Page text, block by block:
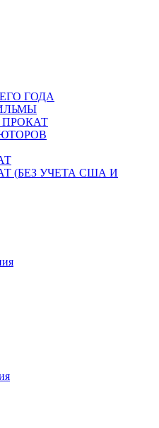
ГОДА
(БЕЗ УЧЕТА США И